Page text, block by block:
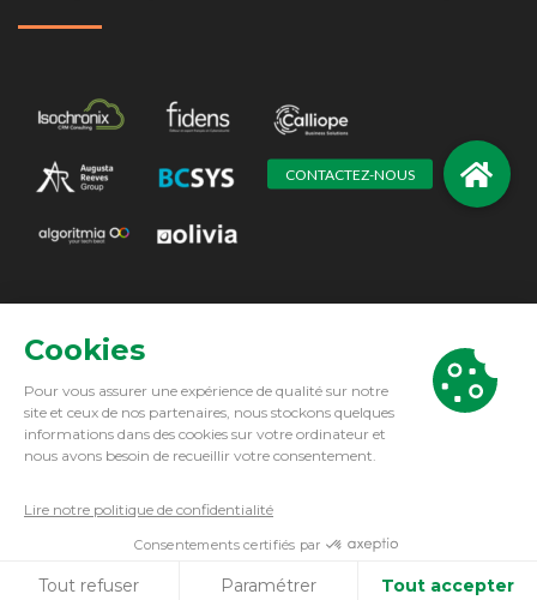
Augusta Reeves Group. All Right Reserved 2021